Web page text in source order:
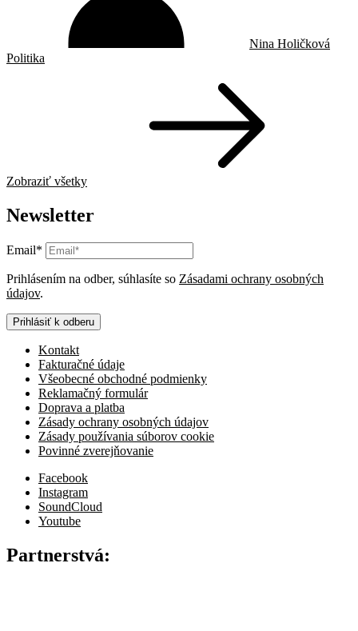
Nina Holičková
Politika
Zobraziť všetky
Newsletter
Email*
Prihlásením na odber, súhlasíte so Zásadami ochrany osobných
údajov.
Prihlásiť k odberu
Kontakt
Fakturačné údaje
Všeobecné obchodné podmienky
Reklamačný formulár
Doprava a platba
Zásady ochrany osobných údajov
Zásady používania súborov cookie
Povinné zverejňovanie
Facebook
Instagram
SoundCloud
Youtube
Partnerstvá: